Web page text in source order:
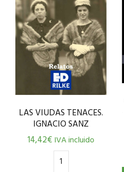
LAS VIUDAS TENACES.
IGNACIO SANZ
14,42€IVA incluido